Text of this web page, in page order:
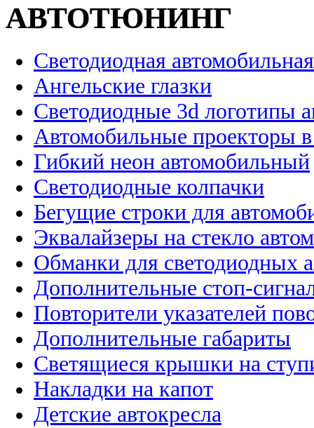
АВТОТЮНИНГ
Светодиодная
Ангельские глазки
Светодиодные 3d логотипы
Автомобильные проекторы
Гибкий неон автомобильный
Светодиодные колпачки
Бегущие строки для
Эквалайзеры на стекло
Обманки для светодиодных
Дополнительные стоп-
Повторители указателей
Дополнительные габариты
Светящиеся крышки на
Накладки на капот
Детские автокресла